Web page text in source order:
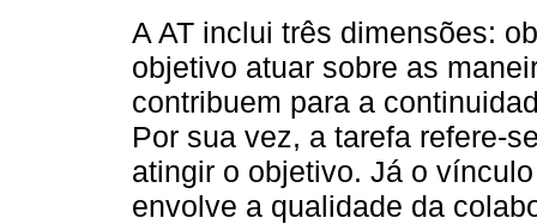
A AT inclui três dimensões:
objetivo atuar sobre as
contribuem para a
Por sua vez, a tarefa refere-
atingir o objetivo. Já o
envolve a qualidade da